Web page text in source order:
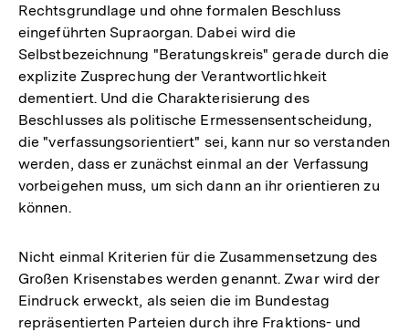
Rechtsgrundlage und ohne formalen Beschluss
eingeführten Supraorgan. Dabei wird die
Selbstbezeichnung "Beratungskreis" gerade durch die
explizite Zusprechung der Verantwortlichkeit
dementiert. Und die Charakterisierung des
Beschlusses als politische Ermessensentscheidung,
die "verfassungsorientiert" sei, kann nur so verstanden
werden, dass er zunächst einmal an der Verfassung
vorbeigehen muss, um sich dann an ihr orientieren zu
können.
Nicht einmal Kriterien für die Zusammensetzung des
Großen Krisenstabes werden genannt. Zwar wird der
Eindruck erweckt, als seien die im Bundestag
repräsentierten Parteien durch ihre Fraktions- und